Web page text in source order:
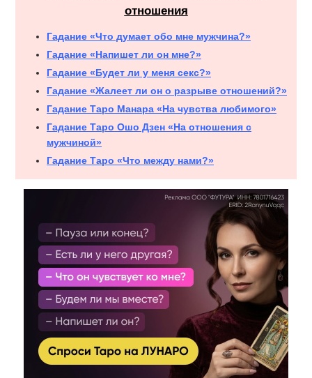
отношения
Гадание «Что думает обо мне мужчина?»
Гадание «Напишет ли он мне?»
Гадание «Будет ли у меня секс?»
Гадание «Жалеет ли он о разрыве отношений?»
Гадание Таро Манара «На чувства любимого»
Гадание Таро Ошо Дзен «На отношения с
мужчиной»
Гадание Таро «Что между нами?»